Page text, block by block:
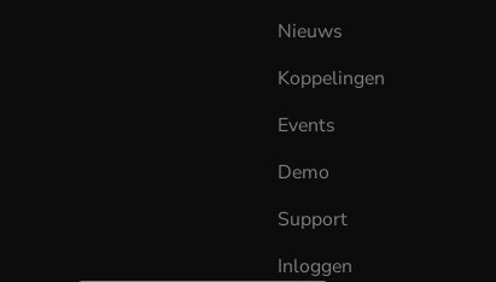
Nieuws
Koppelingen
Events
Demo
Support
Inloggen